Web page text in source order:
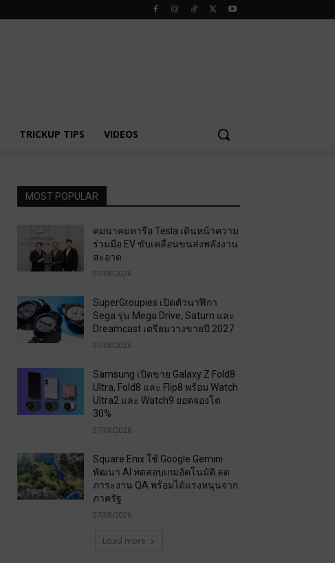
TRICKUP TIPS VIDEOS
MOST POPULAR
คมนาคมหารือ Tesla เดินหน้าความ
ร่วมมือ EV ขับเคลื่อนขนส่งพลังงาน
สะอาด
07/08/2026
SuperGroupies เปิดตัวนาฬิกา
Sega รุ่น Mega Drive, Saturn และ
Dreamcast เตรียมวางขายปี 2027
07/08/2026
Samsung เปิดขาย Galaxy Z Fold8
Ultra, Fold8 และ Flip8 พร้อม Watch
Ultra2 และ Watch9 ยอดจองโต
30%
07/08/2026
Square Enix ใช้ Google Gemini
พัฒนา AI ทดสอบเกมอัตโนมัติ ลด
ภาระงาน QA พร้อมได้แรงหนุนจาก
ภาครัฐ
07/08/2026
Load more